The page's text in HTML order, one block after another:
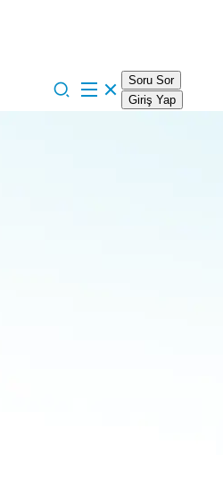
Soru Sor
Giriş Yap